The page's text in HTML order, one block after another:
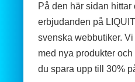
På den här sidan hittar
erbjudanden på
svenska webbutiker.
med nya produkter
du spara upp till 30%